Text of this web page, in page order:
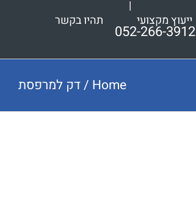
052-266-3912
ייעוץ מקצועי תהיו בקשר
Home
/דק למרפסת